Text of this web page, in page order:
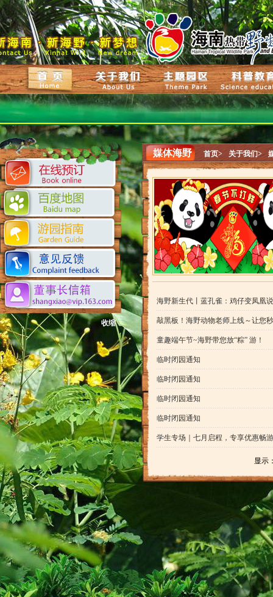
收缩
媒体海野 首页> 关于我们>
海野新生代丨蓝孔雀：鸡仔变凤凰
敲黑板！海野动物老师上线～让您
童趣端午节~海野带您放“粽” 游！
临时闭园通知
临时闭园通知
临时闭园通知
临时闭园通知
学生专场｜七月启程，专享优惠畅
显示